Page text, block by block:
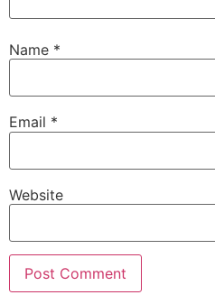
Name *
Email *
Website